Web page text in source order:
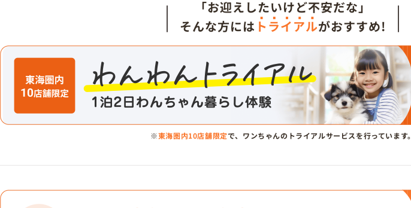
「お迎えしたいけど不安だな」
そんな方には トライアルがおすすめ!
※東海圏内10店舗限定で、ワンちゃんのトライアルサービスを行っています。